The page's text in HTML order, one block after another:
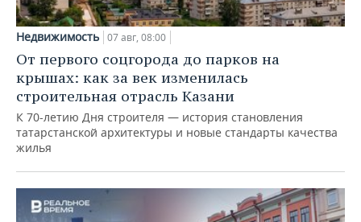
Недвижимость 07 авг, 08:00
От первого соцгорода до парков на
крышах: как за век изменилась
строительная отрасль Казани
К 70-летию Дня строителя — история становления
татарстанской архитектуры и новые стандарты качества
жилья